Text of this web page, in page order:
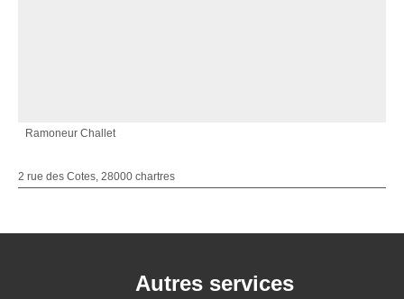
Ramoneur Challet
2 rue des Cotes, 28000 chartres
Autres services